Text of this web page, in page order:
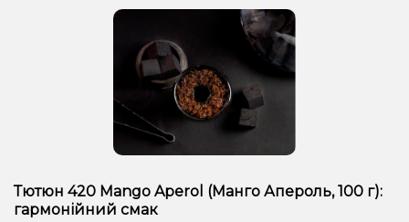
Тютюн 420 Mango Aperol (Манго Апероль, 100 г):
гармонійний смак